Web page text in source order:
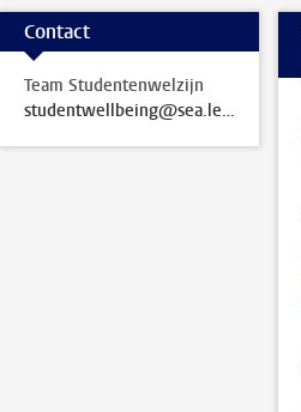
Contact
Team Studentenwelzijn
studentwellbeing@sea.leidenuniv.nl